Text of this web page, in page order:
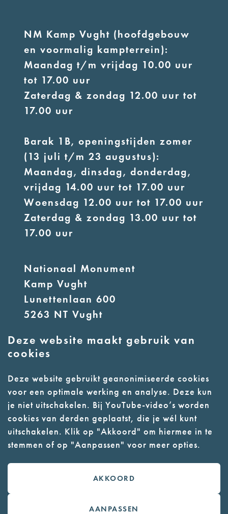
Deze website maakt gebruik van
cookies
Deze website gebruikt geanonimiseerde cookies
voor een optimale werking en analyse. Deze kun
je niet uitschakelen. Bij YouTube-video’s worden
cookies van derden geplaatst, die je wél kunt
uitschakelen. Klik op "Akkoord" om hiermee in te
stemmen of op "Aanpassen" voor meer opties.
AKKOORD
AANPASSEN
NM Kamp Vught (hoofdgebouw
en voormalig kampterrein):
Maandag t/m vrijdag 10.00 uur
tot 17.00 uur
Zaterdag & zondag 12.00 uur tot
17.00 uur
Barak 1B, openingstijden zomer
(13 juli t/m 23 augustus):
Maandag, dinsdag, donderdag,
vrijdag 14.00 uur tot 17.00 uur
Woensdag 12.00 uur tot 17.00 uur
Zaterdag & zondag 13.00 uur tot
17.00 uur
Nationaal Monument
Kamp Vught
Lunettenlaan 600
5263 NT Vught
E:info@nmkampvught.nl
- Parkeer in de vakken of in de
parkeergarage (begane grond)
- Alleen geleidehonden
toegestaan